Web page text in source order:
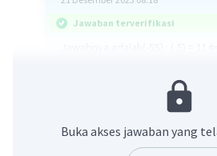
Jawaban terverifikasi
a : b = c⇔ b x c = a
Buka akses jawaban yang